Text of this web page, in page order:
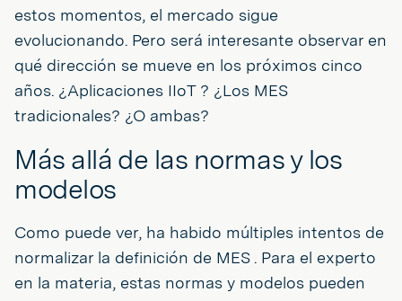
estos momentos, el mercado sigue
evolucionando. Pero será interesante observar en
qué dirección se mueve en los próximos cinco
años. ¿Aplicaciones IIoT ? ¿Los MES
tradicionales? ¿O ambas?
Más allá de las normas y los
modelos
Como puede ver, ha habido múltiples intentos de
normalizar la definición de MES . Para el experto
en la materia, estas normas y modelos pueden